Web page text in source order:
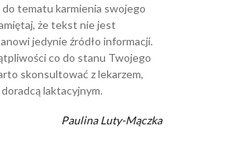
tematu karmienia swojego
że tekst nie jest
jedynie źródło informacji.
co do stanu Twojego
skonsultować z lekarzem,
laktacyjnym.
Paulina Luty-Mączka